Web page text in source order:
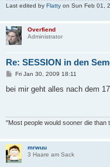
Last edited by Flatty on Sun Feb 01,
Overfiend
Administrator
Re: SESSION in den
P
s
Fri Jan 30, 2009 18:11
bei mir geht alles nach dem
"Most people would sooner die than
mrwuu
3 Haare am Sack